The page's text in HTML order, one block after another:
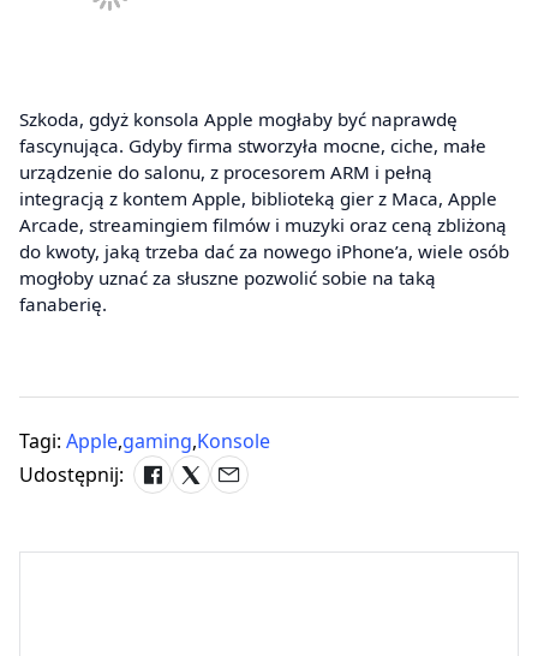
Szkoda, gdyż konsola Apple mogłaby być naprawdę
fascynująca. Gdyby firma stworzyła mocne, ciche, małe
urządzenie do salonu, z procesorem ARM i pełną
integracją z kontem Apple, biblioteką gier z Maca, Apple
Arcade, streamingiem filmów i muzyki oraz ceną zbliżoną
do kwoty, jaką trzeba dać za nowego iPhone’a, wiele osób
mogłoby uznać za słuszne pozwolić sobie na taką
fanaberię.
Tagi: Apple,gaming,Konsole
Udostępnij: